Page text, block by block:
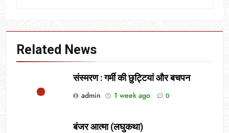
Related News
संस्मरण : गर्मी की छुट्टियां और बचपन
admin
1 week ago 0
बंजर आत्मा (लघुकथा)